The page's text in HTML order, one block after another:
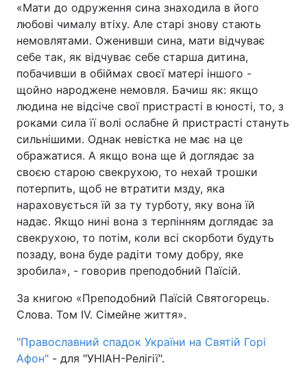
«Мати до одруження сина знаходила в його
любові чималу втіху. Але старі знову стають
немовлятами. Оженивши сина, мати відчуває
себе так, як відчуває себе старша дитина,
побачивши в обіймах своєї матері іншого -
щойно народжене немовля. Бачиш як: якщо
людина не відсіче свої пристрасті в юності, то, з
роками сила її волі ослабне й пристрасті стануть
сильнішими. Однак невістка не має на це
ображатися. А якщо вона ще й доглядає за
своєю старою свекрухою, то нехай трошки
потерпить, щоб не втратити мзду, яка
нараховується їй за ту турботу, яку вона їй
надає. Якщо нині вона з терпінням доглядає за
свекрухою, то потім, коли всі скорботи будуть
позаду, вона буде радіти тому добру, яке
зробила», - говорив преподобний Паїсій.
За книгою «Преподобний Паїсій Святогорець.
Слова. Том IV. Сімейне життя».
"Православний спадок України на Святій Горі
Афон" - для "УНІАН-Релігії".